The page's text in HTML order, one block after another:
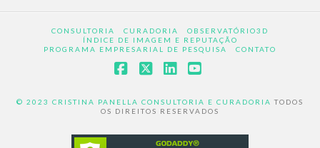
CONSULTORIA CURADORIA
OBSERVATÓRIO3D
ÍNDICE DE IMAGEM E REPUTAÇÃO
PROGRAMA EMPRESARIAL DE PESQUISA
CONTATO
© 2023 CRISTINA PANELLA CONSULTORIA E CURADORIATODOS
OS DIREITOS RESERVADOS